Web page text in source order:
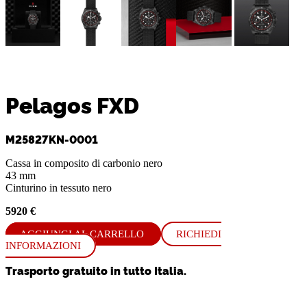
Pelagos FXD
M25827KN-0001
Cassa in composito di carbonio nero
43 mm
Cinturino in tessuto nero
5920 €
AGGIUNGI AL CARRELLO
RICHIEDI
INFORMAZIONI
Trasporto gratuito in tutto Italia.